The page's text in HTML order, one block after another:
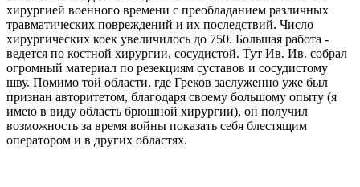
хирургией военного времени с преобладанием различных
травматических повреждений и их последствий. Число
хирургических коек увеличилось до 750. Большая работа -
ведется по костной хирургии, сосудистой. Тут Ив. Ив. собрал
огромный материал по резекциям суставов и сосудистому
шву. Помимо той области, где Греков заслуженно уже был
признан авторитетом, благодаря своему большому опыту (я
имею в виду область брюшной хирургии), он получил
возможность за время войны показать себя блестящим
оператором и в других областях.